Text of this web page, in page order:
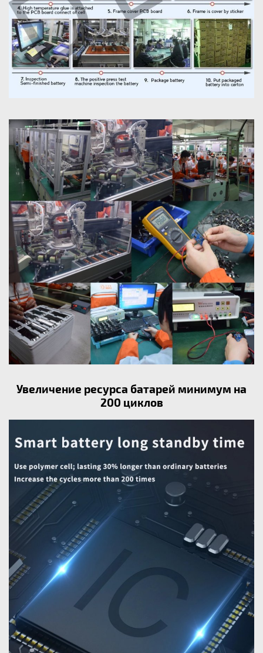
Увеличение ресурса батарей минимум на
200 циклов